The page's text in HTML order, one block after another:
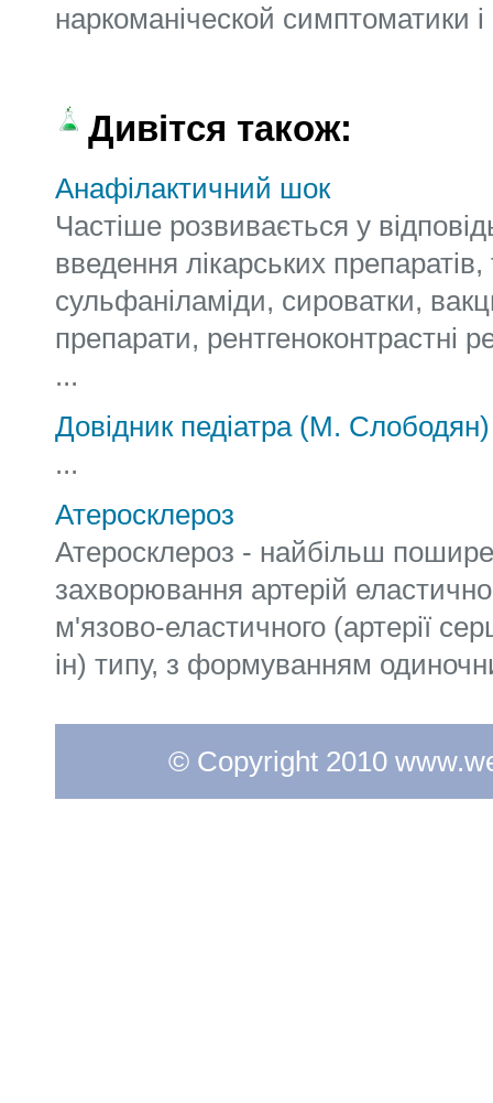
наркоманіческой симптоматики і
Дивітся також:
Анафілактичний шок
Частіше розвивається у
введення лікарських препаратів,
сульфаніламіди, сироватки,
препарати, рентгеноконтрастні
...
Довідник педіатра (М. Слободян)
...
Атеросклероз
Атеросклероз - найбільш
захворювання артерій
м'язово-еластичного (артерії
ін) типу, з формуванням
© Copyright 2010